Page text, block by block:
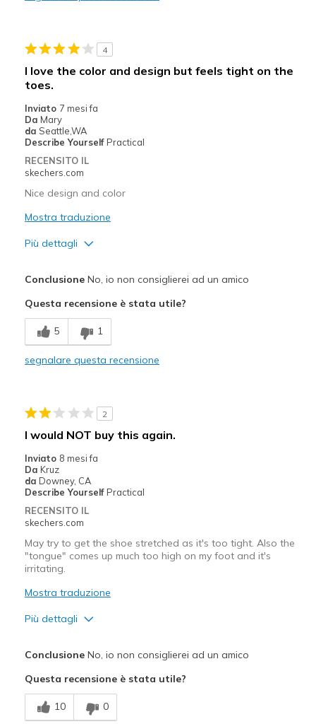
Casual Wear
Sizing
Feels true to size
4
I love the color and design but feels tight on the
toes.
Inviato 7 mesi fa
Da Mary
da Seattle,WA
Describe Yourself Practical
RECENSITO IL
skechers.com
Nice design and color
Mostra traduzione
Più dettagli
Stylish
Difetti
Tight
Casual Wear
Sizing
View On Shoes
Shoes are for Wearing
ConclusioneNo, io non consiglierei ad un amico
Questa recensione è stata utile?
5 1
segnalare questa recensione
2
I would NOT buy this again.
Inviato 8 mesi fa
Da Kruz
da Downey, CA
Describe Yourself Practical
RECENSITO IL
skechers.com
May try to get the shoe stretched as it's too tight. Also the
"tongue" comes up much too high on my foot and it's
irritating.
Mostra traduzione
Più dettagli
Migliori Utilizzi:
Casual Wear
ConclusioneNo, io non consiglierei ad un amico
Questa recensione è stata utile?
10 0